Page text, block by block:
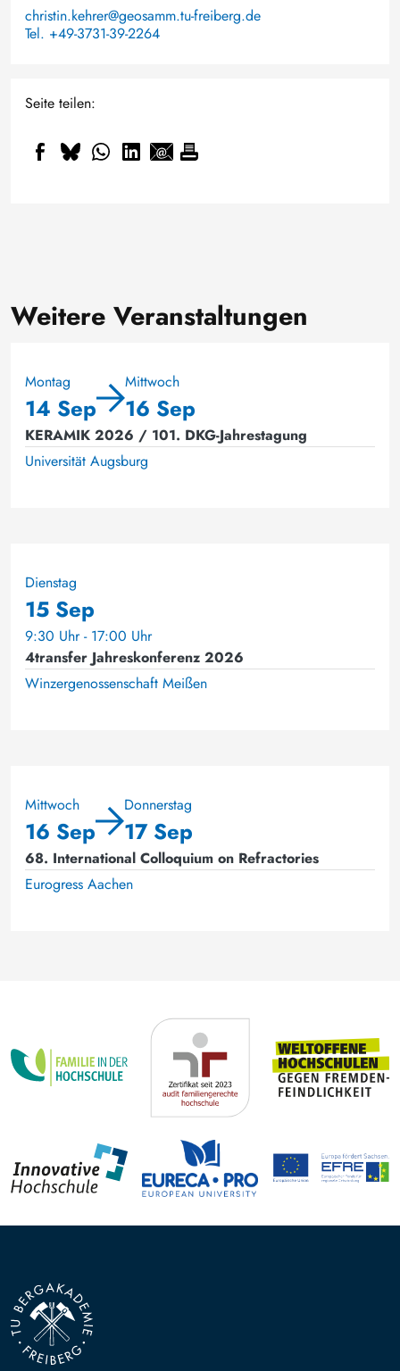
christin.kehrer@geosamm.tu-freiberg.de
Tel. +49-3731-39-2264
Seite teilen:
Weitere Veranstaltungen
Montag
14 Sep
Mittwoch
16 Sep
KERAMIK 2026 / 101. DKG-Jahrestagung
Universität Augsburg
Dienstag
15 Sep
9:30 Uhr - 17:00 Uhr
4transfer Jahreskonferenz 2026
Winzergenossenschaft Meißen
Mittwoch
16 Sep
Donnerstag
17 Sep
68. International Colloquium on Refractories
Eurogress Aachen